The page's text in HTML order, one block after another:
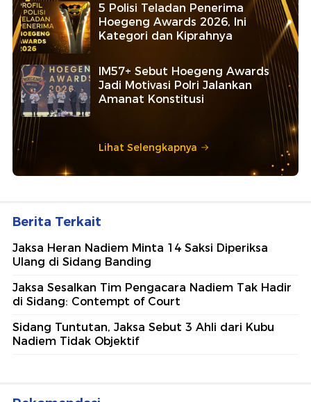
5 Polisi Teladan Penerima
Hoegeng Awards 2026, Ini
Kategori dan Kiprahnya
IM57+ Sebut Hoegeng Awards
Jadi Motivasi Polri Jalankan
Amanat Konstitusi
Lihat Selengkapnya
Berita Terkait
Jaksa Heran Nadiem Minta 14 Saksi Diperiksa
Ulang di Sidang Banding
Jaksa Sesalkan Tim Pengacara Nadiem Tak Hadir
di Sidang: Contempt of Court
Sidang Tuntutan, Jaksa Sebut 3 Ahli dari Kubu
Nadiem Tidak Objektif